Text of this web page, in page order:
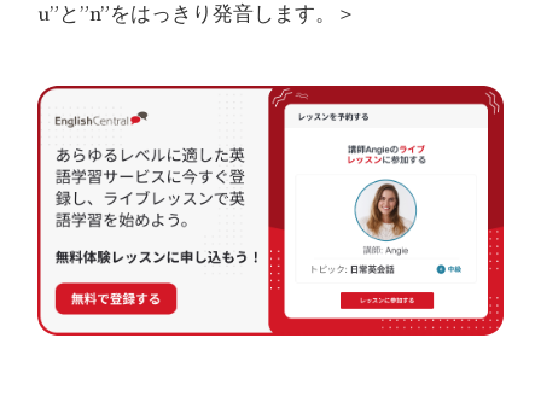
u”と”n”をはっきり発音します。＞